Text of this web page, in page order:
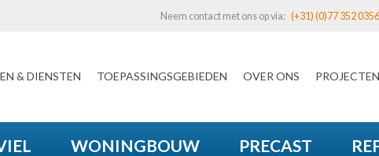
Neem contact met ons op via: (+31) (0)77 352 0356
& DIENSTEN TOEPASSINGSGEBIEDEN OVER ONS PROJECTEN
WONINGBOUW PRECAST